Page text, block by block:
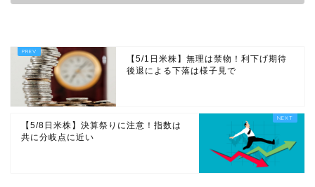
【5/1日米株】無理は禁物！利下げ期待
後退による下落は様子見で
【5/8日米株】決算祭りに注意！指数は
共に分岐点に近い